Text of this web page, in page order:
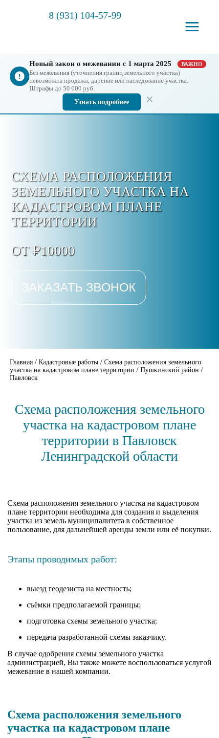
8 (931) 104-57-99
Новый закон о межевании с 1 марта 2025 ВАЖНО
Без межевания (уточнения границ земельного участка)
невозможна продажа, дарение или наследование участка.
Штрафы до 50 000 руб.
Узнать подробнее
СХЕМА РАСПОЛОЖЕНИЯ
ЗЕМЕЛЬНОГО УЧАСТКА НА
КАДАСТРОВОМ ПЛАНЕ
ТЕРРИТОРИИ
ОТ ₽10000
ЗАКАЗАТЬ ЗВОНОК
Главная / Кадастровые работы / Схема расположения земельного
участка на кадастровом плане территории / Пушкинский район /
Павловск
Схема расположения земельного
участка на кадастровом плане
территории в Павловск
Ленинградской области
Cхема расположения земельного участка на кадастровом
плане территории необходима для создания и выделения
участка из земель муниципалитета в собственное
пользование, для дальнейшей аренды земли или её покупки.
Этапы проводимых работ:
выезд геодезиста на местность;
съёмки предполагаемой границы;
подготовка схемы земельного участка;
передача разработанной схемы заказчику.
В случае одобрения схемы земельного участка
администрацией, Вы также можете воспользоваться услугой
межевание в нашей компании.
Схема расположения земельного
участка на кадастровом плане